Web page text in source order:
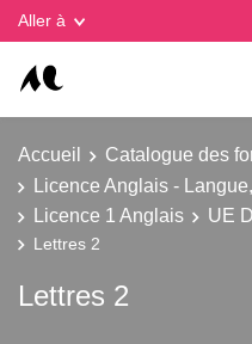
Aller à
Accueil Catalogue des
Licence Anglais -
Licence 1 Anglais
UE
Lettres 2
Lettres 2
Gestion des cookies